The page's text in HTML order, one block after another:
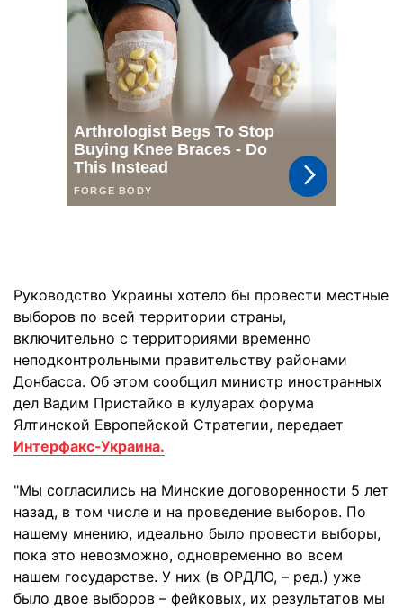
Руководство Украины хотело бы провести местные
выборов по всей территории страны,
включительно с территориями временно
неподконтрольными правительству районами
Донбасса. Об этом сообщил министр иностранных
дел Вадим Пристайко в кулуарах форума
Ялтинской Европейской Стратегии, передает
Интерфакс-Украина.
"Мы согласились на Минские договоренности 5 лет
назад, в том числе и на проведение выборов. По
нашему мнению, идеально было провести выборы,
пока это невозможно, одновременно во всем
нашем государстве. У них (в ОРДЛО, – ред.) уже
было двое выборов – фейковых, их результатов мы